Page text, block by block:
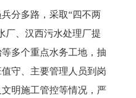
分多路，采取“四不两
厂、汉西污水处理厂提
多个重点水务工地，抽
守、主要管理人员到岗
明施工管控等情况，严